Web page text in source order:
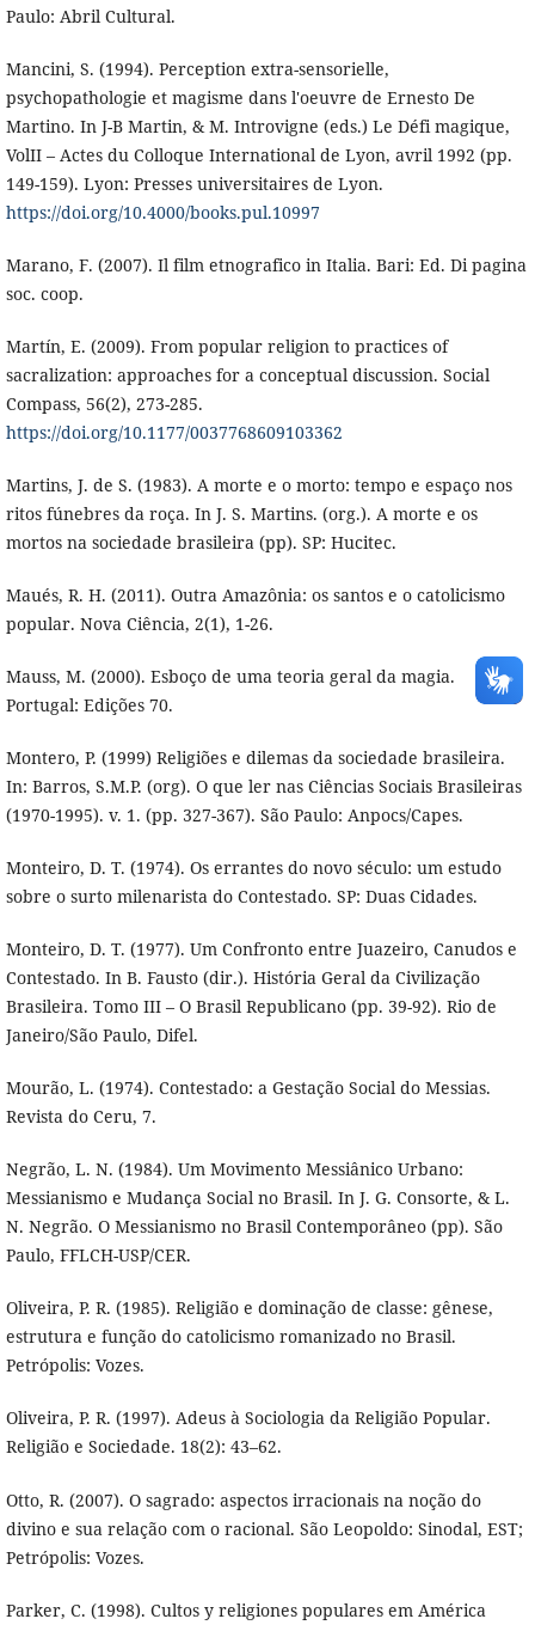
Paulo: Abril Cultural.
Mancini, S. (1994). Perception extra-sensorielle,
psychopathologie et magisme dans l'oeuvre de Ernesto De
Martino. In J-B Martin, & M. Introvigne (eds.) Le Défi magique,
VolII – Actes du Colloque International de Lyon, avril 1992 (pp.
149-159). Lyon: Presses universitaires de Lyon.
https://doi.org/10.4000/books.pul.10997
Marano, F. (2007). Il film etnografico in Italia. Bari: Ed. Di pagina
soc. coop.
Martín, E. (2009). From popular religion to practices of
sacralization: approaches for a conceptual discussion. Social
Compass, 56(2), 273-285.
https://doi.org/10.1177/0037768609103362
Martins, J. de S. (1983). A morte e o morto: tempo e espaço nos
ritos fúnebres da roça. In J. S. Martins. (org.). A morte e os
mortos na sociedade brasileira (pp). SP: Hucitec.
Maués, R. H. (2011). Outra Amazônia: os santos e o catolicismo
popular. Nova Ciência, 2(1), 1-26.
Mauss, M. (2000). Esboço de uma teoria geral da magia.
Portugal: Edições 70.
Montero, P. (1999) Religiões e dilemas da sociedade brasileira.
In: Barros, S.M.P. (org). O que ler nas Ciências Sociais Brasileiras
(1970-1995). v. 1. (pp. 327-367). São Paulo: Anpocs/Capes.
Monteiro, D. T. (1974). Os errantes do novo século: um estudo
sobre o surto milenarista do Contestado. SP: Duas Cidades.
Monteiro, D. T. (1977). Um Confronto entre Juazeiro, Canudos e
Contestado. In B. Fausto (dir.). História Geral da Civilização
Brasileira. Tomo III – O Brasil Republicano (pp. 39-92). Rio de
Janeiro/São Paulo, Difel.
Mourão, L. (1974). Contestado: a Gestação Social do Messias.
Revista do Ceru, 7.
Negrão, L. N. (1984). Um Movimento Messiânico Urbano:
Messianismo e Mudança Social no Brasil. In J. G. Consorte, & L.
N. Negrão. O Messianismo no Brasil Contemporâneo (pp). São
Paulo, FFLCH-USP/CER.
Oliveira, P. R. (1985). Religião e dominação de classe: gênese,
estrutura e função do catolicismo romanizado no Brasil.
Petrópolis: Vozes.
Oliveira, P. R. (1997). Adeus à Sociologia da Religião Popular.
Religião e Sociedade. 18(2): 43–62.
Otto, R. (2007). O sagrado: aspectos irracionais na noção do
divino e sua relação com o racional. São Leopoldo: Sinodal, EST;
Petrópolis: Vozes.
Parker, C. (1998). Cultos y religiones populares em América